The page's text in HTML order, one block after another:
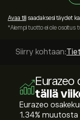
Avaa tili saadaksesi täydet
*Aiempi tuotto ei ole osoitus
Siirry kohtaan:
Eurazeo
tällä
Eurazeo
‎1.34‎% muutosta